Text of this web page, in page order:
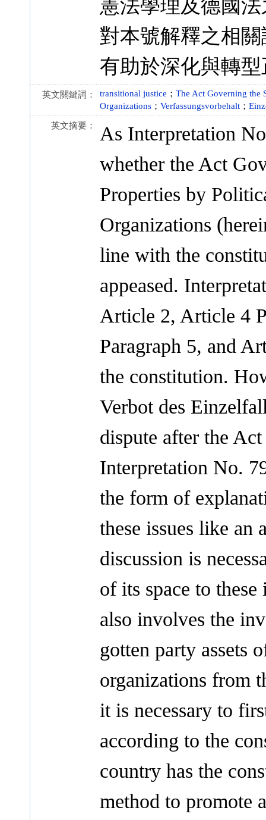
憲法學理及德國
對本號解釋之相
有助於深化與轉
英文關鍵詞： transitional justice ； The Act Governing the
Organizations ； Verfassungsvorbehalt ；
英文摘要：
As Interpretation
whether the Act
Properties by
Organizations
line with the
appeased.
Article 2, Article 4
Paragraph 5, and
the constitution.
Verbot des
dispute after the
Interpretation No.
the form of
these issues like an
discussion is
of its space to
also involves the
gotten party assets
organizations from
it is necessary to
according to the
country has the
method to promote